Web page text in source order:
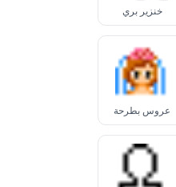
خنزير بري
عروس بطرحة